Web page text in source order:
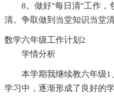
8。做好"每日清"工作，
清。争取做到当堂知识当堂
数学六年级工作计划2
学情分析
本学期我继续教六年级
学习中，逐渐形成了良好的